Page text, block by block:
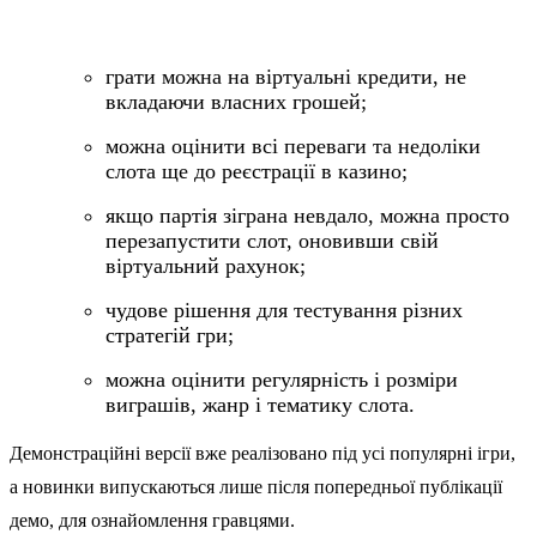
грати можна на віртуальні кредити, не
вкладаючи власних грошей;
можна оцінити всі переваги та недоліки
слота ще до реєстрації в казино;
якщо партія зіграна невдало, можна просто
перезапустити слот, оновивши свій
віртуальний рахунок;
чудове рішення для тестування різних
стратегій гри;
можна оцінити регулярність і розміри
виграшів, жанр і тематику слота.
Демонстраційні версії вже реалізовано під усі популярні ігри,
а новинки випускаються лише після попередньої публікації
демо, для ознайомлення гравцями.